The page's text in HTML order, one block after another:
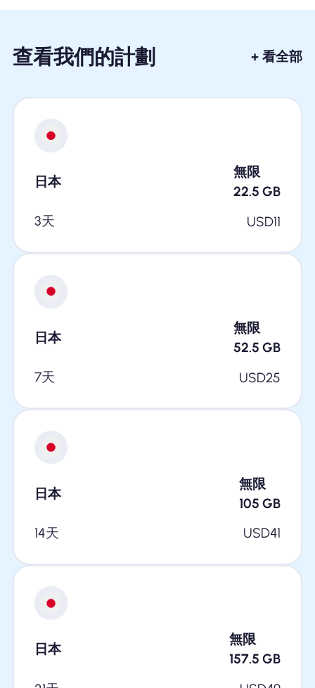
查看我們的計劃 + 看全部
日本
無限
22.5 GB
3天
USD11
日本
無限
52.5 GB
7天
USD25
日本
無限
105 GB
14天
USD41
日本
無限
157.5 GB